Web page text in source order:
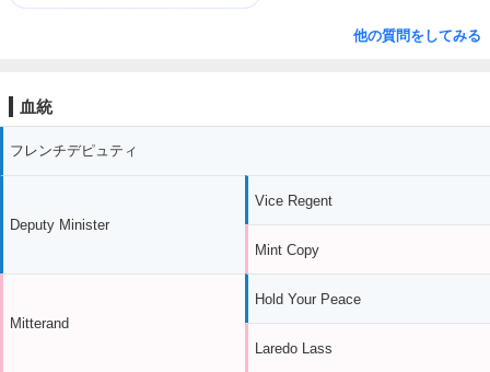
他の質問をしてみる
血統
フレンチデピュティ
Deputy Minister
Mitterand
Vice Regent
Mint Copy
Hold Your Peace
Laredo Lass